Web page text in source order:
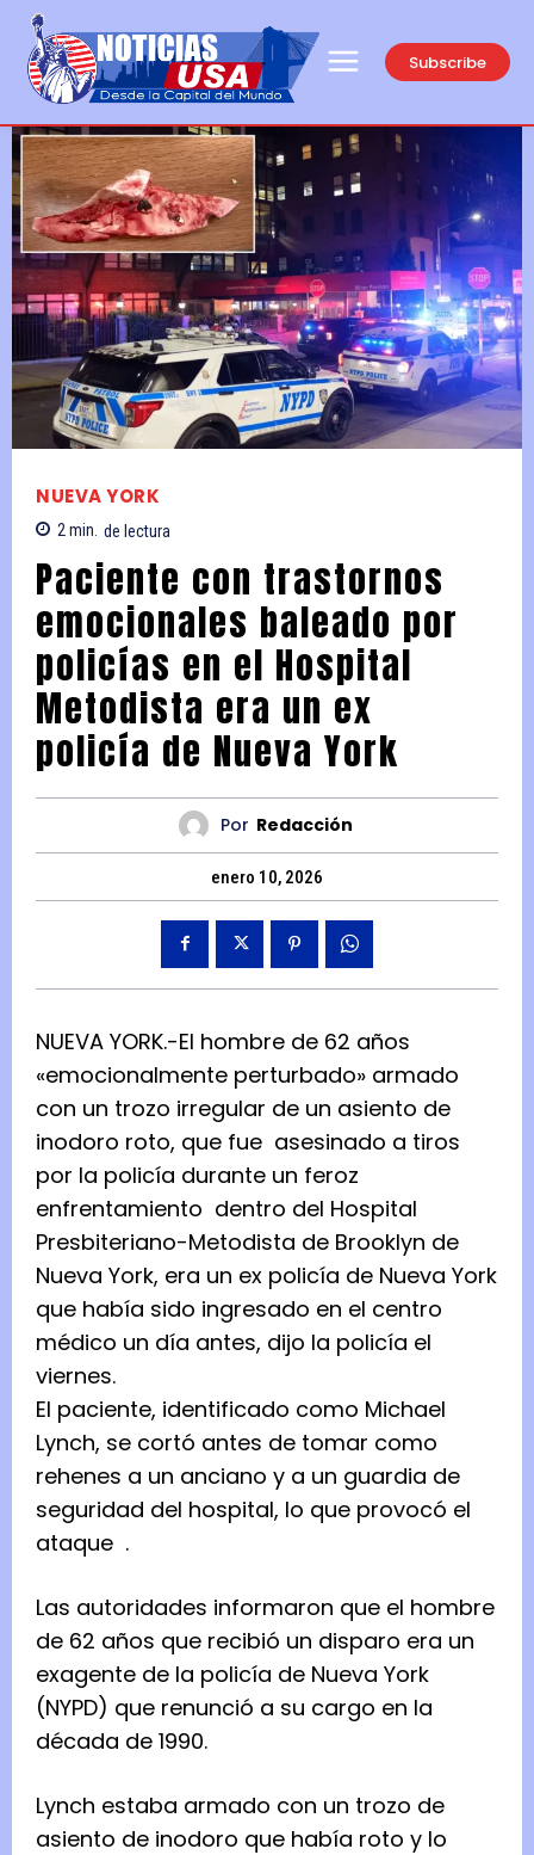
Subscribe
NUEVA YORK
2min. de lectura
Paciente con trastornos
emocionales baleado por
policías en el Hospital
Metodista era un ex
policía de Nueva York
Por Redacción
enero 10, 2026
NUEVA YORK.-El hombre de 62 años
«emocionalmente perturbado» armado
con un trozo irregular de un asiento de
inodoro roto, que fue asesinado a tiros
por la policía durante un feroz
enfrentamiento dentro del Hospital
Presbiteriano-Metodista de Brooklyn de
Nueva York, era un ex policía de Nueva York
que había sido ingresado en el centro
médico un día antes, dijo la policía el
viernes.
El paciente, identificado como Michael
Lynch, se cortó antes de tomar como
rehenes a un anciano y a un guardia de
seguridad del hospital, lo que provocó el
ataque .
Las autoridades informaron que el hombre
de 62 años que recibió un disparo era un
exagente de la policía de Nueva York
(NYPD) que renunció a su cargo en la
década de 1990.
Lynch estaba armado con un trozo de
asiento de inodoro que había roto y lo